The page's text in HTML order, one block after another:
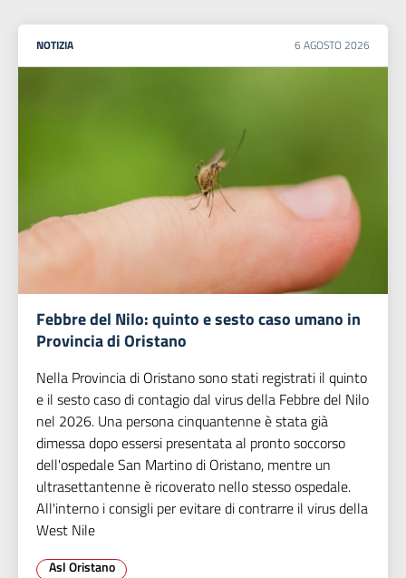
NOTIZIA 6 AGOSTO 2026
Febbre del Nilo: quinto e sesto caso umano in
Provincia di Oristano
Nella Provincia di Oristano sono stati registrati il quinto
e il sesto caso di contagio dal virus della Febbre del Nilo
nel 2026. Una persona cinquantenne è stata già
dimessa dopo essersi presentata al pronto soccorso
dell'ospedale San Martino di Oristano, mentre un
ultrasettantenne è ricoverato nello stesso ospedale.
All'interno i consigli per evitare di contrarre il virus della
West Nile
Asl Oristano